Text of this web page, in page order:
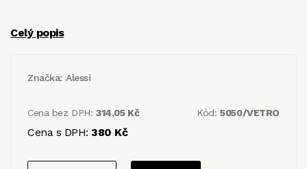
Celý popis
Značka: Alessi
Cena bez DPH:314,05 Kč
Cena s DPH:380 Kč
Kód:5050/VETRO